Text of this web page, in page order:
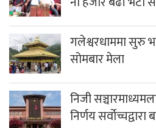
गलेश्वरधाममा सुरु
सोमबार मेला
निजी
निर्णय सर्वोच्चद्वारा